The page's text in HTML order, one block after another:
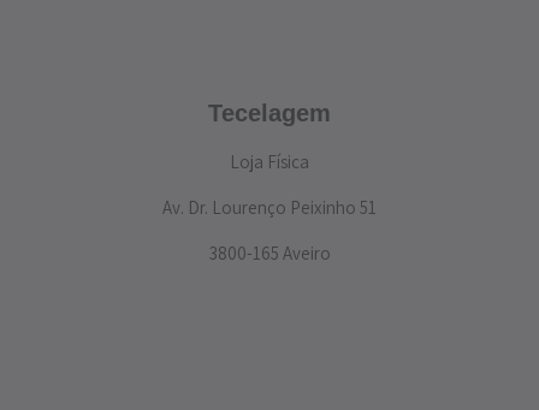
Tecelagem
Loja Física
Av. Dr. Lourenço Peixinho 51
3800-165 Aveiro